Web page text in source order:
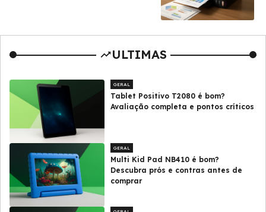
ULTIMAS
GERAL
Tablet Positivo T2080 é bom?
Avaliação completa e pontos críticos
GERAL
Multi Kid Pad NB410 é bom?
Descubra prós e contras antes de
comprar